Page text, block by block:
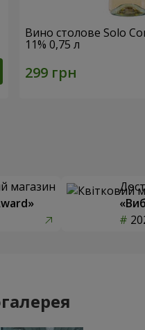
Вино столове Solo
11% 0,75 л
магазин